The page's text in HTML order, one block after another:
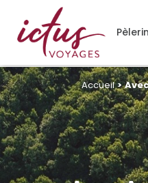
Gérer mes cookies
Accueil >